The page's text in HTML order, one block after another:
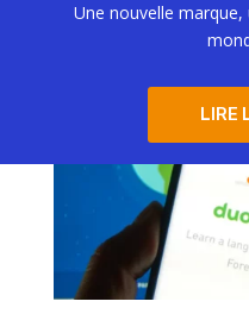
Une nouvelle
LIRE